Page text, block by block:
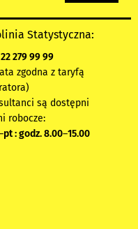
Statystyczna:
22 279 99 99
zgodna z taryfą
są dostępni
robocze:
pt : godz. 8.00–15.00